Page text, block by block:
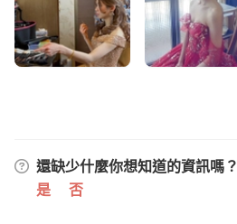
還缺少什麼你想知道的資訊嗎？
是
否